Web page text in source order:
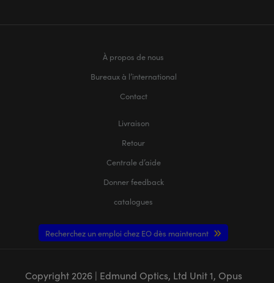
À propos de nous
Bureaux à l’international
Contact
Livraison
Retour
Centrale d’aide
Donner feedback
catalogues
Recherchez un emploi chez EO dès maintenant
Copyright 2026| Edmund Optics, Ltd Unit 1, Opus